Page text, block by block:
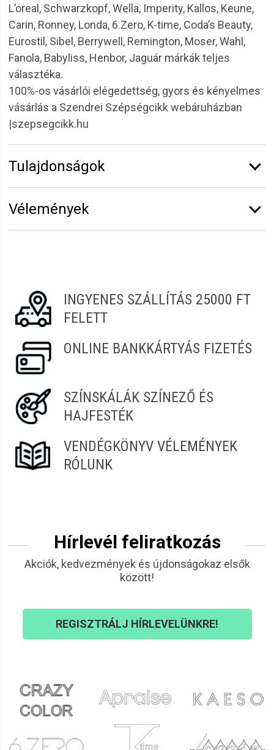
L’oreal, Schwarzkopf, Wella, Imperity, Kallos, Keune,
Carin, Ronney, Londa, 6.Zero, K-time, Coda’s Beauty,
Eurostil, Sibel, Berrywell, Remington, Moser, Wahl,
Fanola, Babyliss, Henbor, Jaguár márkák teljes
választéka.
100%-os vásárlói elégedettség, gyors és kényelmes
vásárlás a Szendrei Szépségcikk webáruházban
|szepsegcikk.hu
Tulajdonságok
Kiszerelés:
Hajtípus:
Minden hajra
Vélemények
Dóra 2021.08.14. 06:09
INGYENES SZÁLLÍTÁS 25000 FT
FELETT
ONLINE BANKKÁRTYÁS FIZETÉS
SZÍNSKÁLÁK SZÍNEZŐ ÉS
HAJFESTÉK
VENDÉGKÖNYV VÉLEMÉNYEK
RÓLUNK
Hírlevél feliratkozás
Akciók, kedvezmények és újdonságokaz elsők
között!
REGISZTRÁLJ HÍRLEVELÜNKRE!